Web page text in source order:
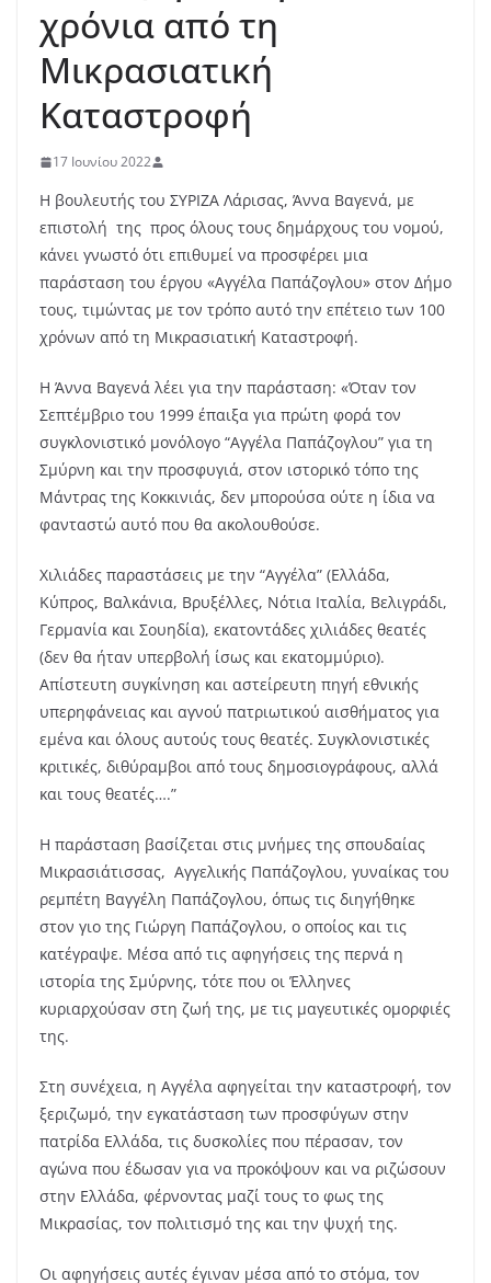
χρόνια από τη
Μικρασιατική
Καταστροφή
17 Ιουνίου 2022
Η βουλευτής του ΣΥΡΙΖΑ Λάρισας, Άννα Βαγενά, με
επιστολή της προς όλους τους δημάρχους του νομού,
κάνει γνωστό ότι επιθυμεί να προσφέρει μια
παράσταση του έργου «Αγγέλα Παπάζογλου» στον Δήμο
τους, τιμώντας με τον τρόπο αυτό την επέτειο των 100
χρόνων από τη Μικρασιατική Καταστροφή.
Η Άννα Βαγενά λέει για την παράσταση: «Όταν τον
Σεπτέμβριο του 1999 έπαιξα για πρώτη φορά τον
συγκλονιστικό μονόλογο “Αγγέλα Παπάζογλου” για τη
Σμύρνη και την προσφυγιά, στον ιστορικό τόπο της
Μάντρας της Κοκκινιάς, δεν μπορούσα ούτε η ίδια να
φανταστώ αυτό που θα ακολουθούσε.
Χιλιάδες παραστάσεις με την “Αγγέλα” (Ελλάδα,
Κύπρος, Βαλκάνια, Βρυξέλλες, Νότια Ιταλία, Βελιγράδι,
Γερμανία και Σουηδία), εκατοντάδες χιλιάδες θεατές
(δεν θα ήταν υπερβολή ίσως και εκατομμύριο).
Απίστευτη συγκίνηση και αστείρευτη πηγή εθνικής
υπερηφάνειας και αγνού πατριωτικού αισθήματος για
εμένα και όλους αυτούς τους θεατές. Συγκλονιστικές
κριτικές, διθύραμβοι από τους δημοσιογράφους, αλλά
και τους θεατές….”
Η παράσταση βασίζεται στις μνήμες της σπουδαίας
Μικρασιάτισσας, Αγγελικής Παπάζογλου, γυναίκας του
ρεμπέτη Βαγγέλη Παπάζογλου, όπως τις διηγήθηκε
στον γιο της Γιώργη Παπάζογλου, ο οποίος και τις
κατέγραψε. Μέσα από τις αφηγήσεις της περνά η
ιστορία της Σμύρνης, τότε που οι Έλληνες
κυριαρχούσαν στη ζωή της, με τις μαγευτικές ομορφιές
της.
Στη συνέχεια, η Αγγέλα αφηγείται την καταστροφή, τον
ξεριζωμό, την εγκατάσταση των προσφύγων στην
πατρίδα Ελλάδα, τις δυσκολίες που πέρασαν, τον
αγώνα που έδωσαν για να προκόψουν και να ριζώσουν
στην Ελλάδα, φέρνοντας μαζί τους το φως της
Μικρασίας, τον πολιτισμό της και την ψυχή της.
Οι αφηγήσεις αυτές έγιναν μέσα από το στόμα, τον